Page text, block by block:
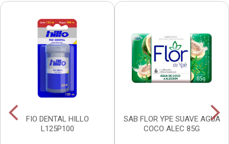
FIO DENTAL HILLO
L125P100
SAB FLOR YPE SUAVE AGUA
COCO ALEC 85G